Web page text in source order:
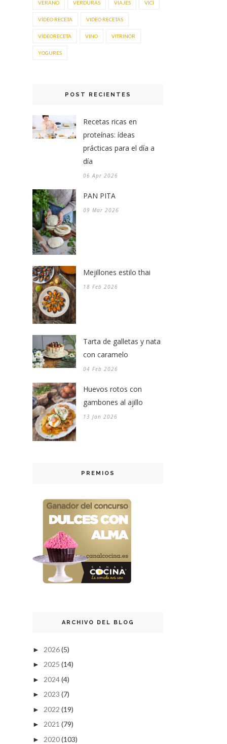
VERANO VERDURAS VIAJES VICI
VÍDEO RECETA VIDEO RECETAS
VÍDEORECETA VINO VITRINOR
YOGURES
POST RECIENTES
Recetas ricas en
proteínas: ídeas
prácticas para el día a
día
06 Apr 2026
PAN PITA
09 Mar 2026
Mejillones estilo thai
18 Feb 2026
Tarta de galletas y nata
con caramelo
04 Feb 2026
Huevos rotos con
gambones al ajillo
13 Jan 2026
PREMIOS
ARCHIVO DEL BLOG
► 2026(5)
► 2025 (14)
► 2024(4)
► 2023 (7)
► 2022 (19)
► 2021 (79)
► 2020(103)